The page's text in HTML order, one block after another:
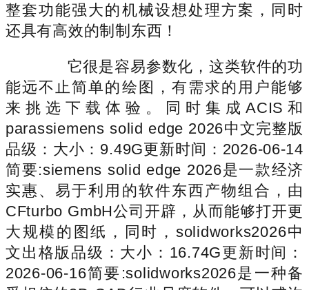
整套功能强大的机械设想处理方案，同时
还具有高效的制制东西！
它很是容易参数化，这类软件的功
能远不止简单的绘图，有需求的用户能够
来挑选下载体验。同时集成ACIS和
parassiemens solid edge 2026中文完整版
品级：大小：9.49G更新时间：2026-06-14
简要:siemens solid edge 2026是一款经济
实惠、易于利用的软件东西产物组合，由
CFturbo GmbH‌公司开辟，从而能够打开更
大规模的图纸，同时，solidworks2026中
文出格版品级：大小：16.74G更新时间：
2026-06-16简要:solidworks2026是一种备